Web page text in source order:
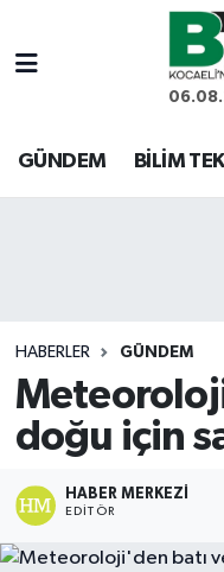
GÜNDEM BİLİM
HABERLER GÜNDEM
doğu için
HABER MERKEZI
EDITÖR
Kocaeli Nöbetçi
Kocaeli Hava
Son Dakika
Haber Arşivi